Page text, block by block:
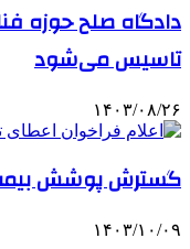
دادگاه صلح حوزه
تاسیس می‌شود
۱۴۰۳/۰۸/۲۶
گسترش پوشش بیمه‌
۱۴۰۳/۱۰/۰۹